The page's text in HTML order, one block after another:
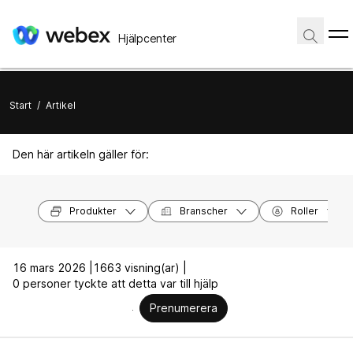
Hjälpcenter
Start / Artikel
Den här artikeln gäller för:
Produkter Branscher Roller
16 mars 2026 |
1663 visning(ar) |
0 personer tyckte att detta var till hjälp
Prenumerera